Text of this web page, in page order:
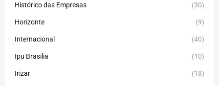
Histórico das Empresas (30)
Horizonte (9)
Internacional (40)
Ipu Brasilia (10)
Irizar (18)